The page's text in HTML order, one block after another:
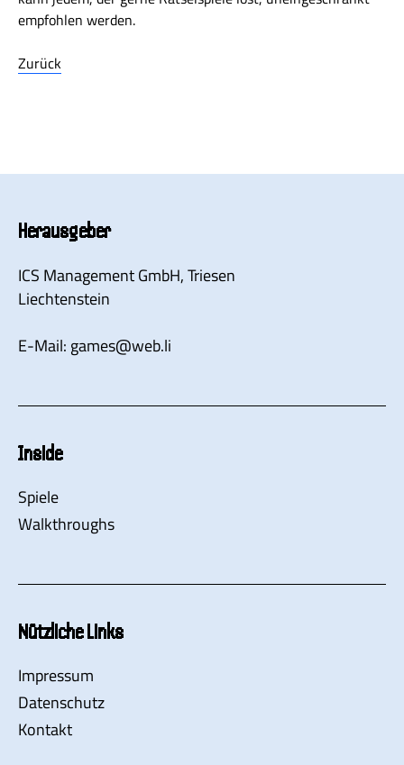
empfohlen werden.
Zurück
Herausgeber
ICS Management GmbH, Triesen
Liechtenstein
E-Mail: games@web.li
Inside
Spiele
Walkthroughs
Nützliche Links
Impressum
Datenschutz
Kontakt